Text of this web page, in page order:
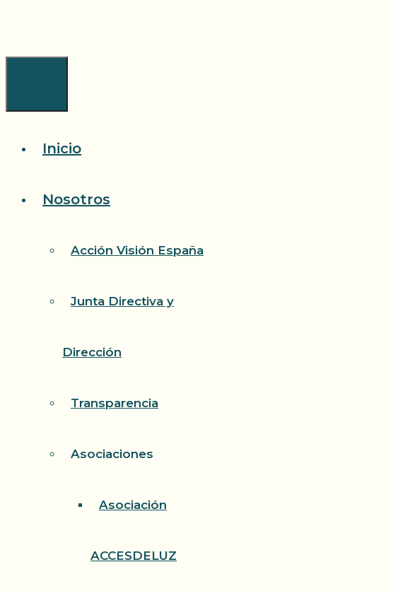
Inicio
Nosotros
Acción Visión España
Junta Directiva y
Dirección
Transparencia
Asociaciones
Asociación
ACCESDELUZ